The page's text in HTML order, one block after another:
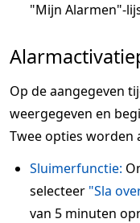
"Mijn Alarmen"-
Op de aangegeven
weergegeven en
Twee opties worden
Sluimerfunctie:
selecteer "Sla
van 5 minuten